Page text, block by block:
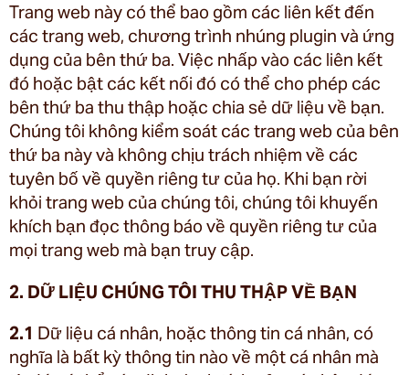
Trang web này có thể bao gồm các liên kết đến
các trang web, chương trình nhúng plugin và ứng
dụng của bên thứ ba. Việc nhấp vào các liên kết
đó hoặc bật các kết nối đó có thể cho phép các
bên thứ ba thu thập hoặc chia sẻ dữ liệu về bạn.
Chúng tôi không kiểm soát các trang web của bên
thứ ba này và không chịu trách nhiệm về các
tuyên bố về quyền riêng tư của họ. Khi bạn rời
khỏi trang web của chúng tôi, chúng tôi khuyến
khích bạn đọc thông báo về quyền riêng tư của
mọi trang web mà bạn truy cập.
2. DỮ LIỆU CHÚNG TÔI THU THẬP VỀ BẠN
2.1 Dữ liệu cá nhân, hoặc thông tin cá nhân, có
nghĩa là bất kỳ thông tin nào về một cá nhân mà